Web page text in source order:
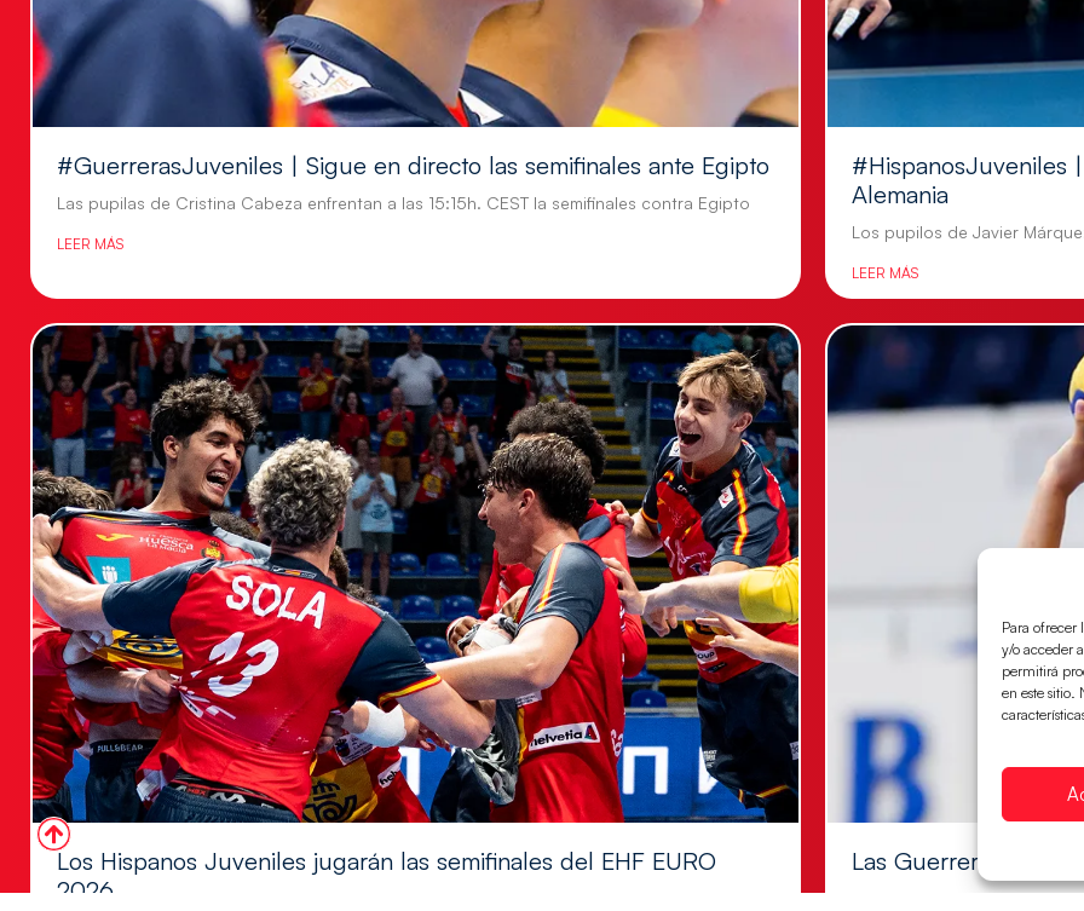
Para ofrecer
y/o acceder
permitirá
en este sitio.
#GuerrerasJuveniles | Sigue en directo las semifinales ante Egipto
Las pupilas de Cristina Cabeza enfrentan a las 15:15h. CEST la semifinales contra Egipto
LEER MÁS
#HispanosJuveniles
Alemania
Los pupilos de Javier
LEER MÁS
Los Hispanos Juveniles jugarán las semifinales del EHF EURO
2026
Las Guerreras
Las pupilas de Cristina